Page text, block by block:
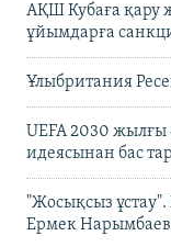
АҚШ Кубаға қару
ұйымдарға
Ұлыбритания
UEFA 2030 жылғы
идеясынан бас
"Жосықсыз
Ермек